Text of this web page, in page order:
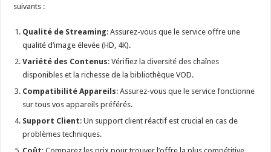
suivants :
Qualité de Streaming: Assurez-vous que le service offre une
qualité d’image élevée (HD, 4K).
Variété des Contenus: Vérifiez la diversité des chaînes
disponibles et la richesse de la bibliothèque VOD.
Compatibilité Appareils: Assurez-vous que le service fonctionne
sur tous vos appareils préférés.
Support Client: Un support client réactif est crucial en cas de
problèmes techniques.